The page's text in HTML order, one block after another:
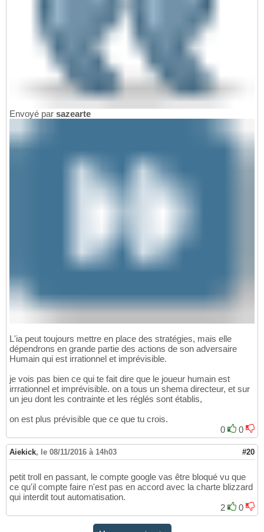
Envoyé par sazearte
L'ia peut toujours mettre en place des stratégies, mais elle
dépendrons en grande partie des actions de son adversaire
Humain qui est irrationnel et imprévisible.
je vois pas bien ce qui te fait dire que le joueur humain est
irrrationnel et imprévisible. on a tous un shema directeur, et sur
un jeu dont les contrainte et les réglés sont établis,
on est plus prévisible que ce que tu crois.
0
0
Aiekick, le 08/11/2016 à 14h03 #20
petit troll en passant, le compte google vas être bloqué vu que
ce qu'il compte faire n'est pas en accord avec la charte blizzard
qui interdit tout automatisation.
2
0